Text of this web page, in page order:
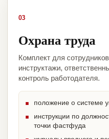
03
Охрана труда
Комплект для
инструктажи,
контроль работодателя.
положение о системе
инструкции по
точки фастфуда